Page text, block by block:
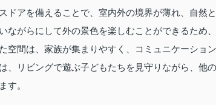
ドアを備えることで、室内外の境界が薄れ、自然と
がらにして外の景色を楽しむことができるため、
空間は、家族が集まりやすく、コミュニケーション
、リビングで遊ぶ子どもたちを見守りながら、他の
す。